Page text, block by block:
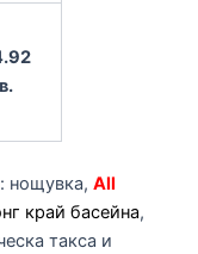
нощувка, All
край басейна,
такса и